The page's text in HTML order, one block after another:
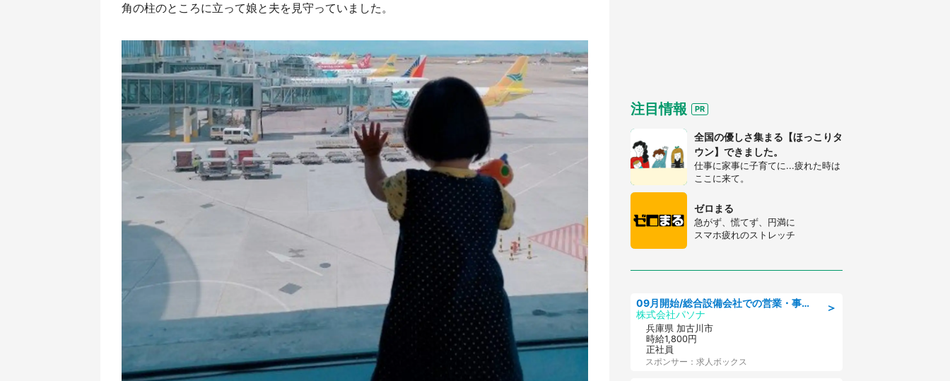
角の柱のところに立って娘と夫を見守っていました。
注目情報
全国の優しさ集まる【ほっこりタ
ウン】できました。
仕事に家事に子育てに...疲れた時は
ここに来て。
ゼロまる
急がず、慌てず、円満に
スマホ疲れのストレッチ
＞
09月開始/総合設備会社での営業・事務のお仕事/車通勤可/賞与あり/営業/営業事務
株式会社パソナ
兵庫県 加古川市
時給1,800円
正社員
スポンサー：求人ボックス